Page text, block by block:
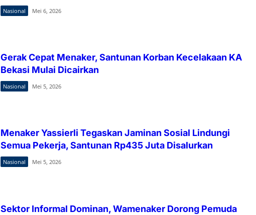
Nasional Mei 6, 2026
Gerak Cepat Menaker, Santunan Korban Kecelakaan KA
Bekasi Mulai Dicairkan
Nasional Mei 5, 2026
Menaker Yassierli Tegaskan Jaminan Sosial Lindungi
Semua Pekerja, Santunan Rp435 Juta Disalurkan
Nasional Mei 5, 2026
Sektor Informal Dominan, Wamenaker Dorong Pemuda